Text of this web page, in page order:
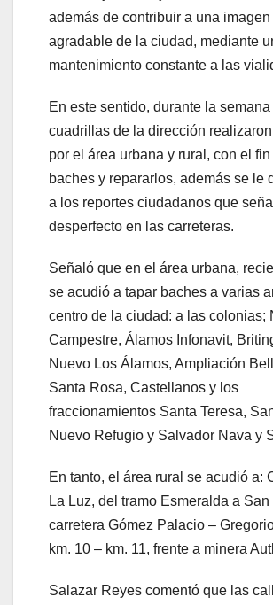
además de contribuir a una imagen
agradable de la ciudad, mediante
mantenimiento constante a las
En este sentido, durante la
cuadrillas de la dirección
por el área urbana y rural, con el
baches y repararlos, además se le
a los reportes ciudadanos que
desperfecto en las carreteras.
Señaló que en el área urbana,
se acudió a tapar baches a varias
centro de la ciudad: a las colonias;
Campestre, Álamos Infonavit,
Nuevo Los Álamos, Ampliación
Santa Rosa, Castellanos y los
fraccionamientos Santa Teresa,
Nuevo Refugio y Salvador Nava y
En tanto, el área rural se acudió a:
La Luz, del tramo Esmeralda a San
carretera Gómez Palacio –
km. 10 – km. 11, frente a minera
Salazar Reyes comentó que las